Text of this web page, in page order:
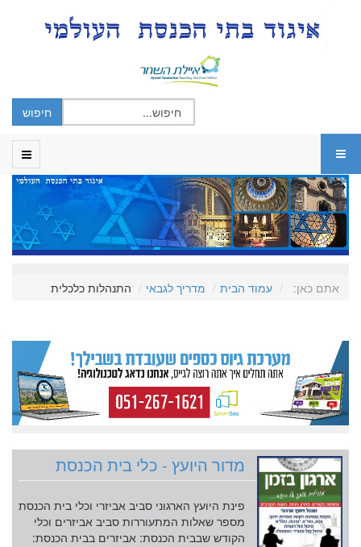
אתם כאן: עמוד הבית מדריך לגבאי התנהלות כלכלית
מדור היועץ - כלי בית הכנסת
פינת היועץ הארגוני סביב אביזרי וכלי בית הכנסת
מספר שאלות המתעוררות סביב אביזרים וכלי
הקודש שבבית הכנסת: אביזרים בבית הכנסת: